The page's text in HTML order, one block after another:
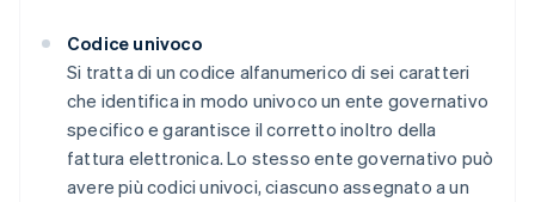
Codice univoco
Si tratta di un codice alfanumerico di sei caratteri
che identifica in modo univoco un ente governativo
specifico e garantisce il corretto inoltro della
fattura elettronica. Lo stesso ente governativo può
avere più codici univoci, ciascuno assegnato a un